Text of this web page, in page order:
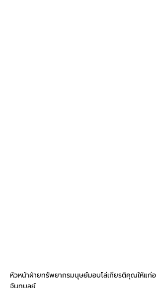
หัวหน้าฝ่ายทรัพยากรมนุษย์มอบโล่เกียรติคุณให้แก่